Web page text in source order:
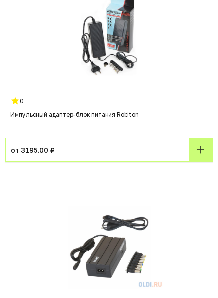
0
Импульсный адаптер-блок питания Robiton
от 3195.00 ₽